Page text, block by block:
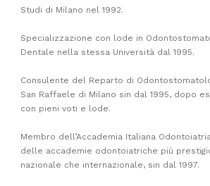
Studi di Milano nel 1992.
Specializzazione con lode in
Dentale nella stessa Università dal 1995.
Consulente del Reparto di
San Raffaele di Milano sin dal 1995, dopo
con pieni voti e lode.
Membro dell’Accademia Italiana
delle accademie odontoiatriche più
nazionale che internazionale, sin dal 1997.